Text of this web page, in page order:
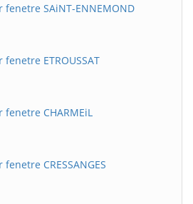
SAiNT-ENNEMOND
ETROUSSAT
CHARMEiL
CRESSANGES